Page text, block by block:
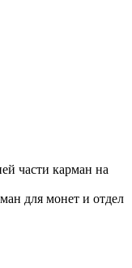
части карман на
для монет и отдел